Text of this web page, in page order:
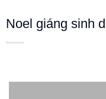
Noel giáng sinh